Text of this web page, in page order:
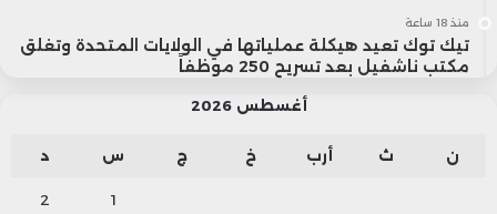
منذ 18 ساعة
تيك توك تعيد هيكلة عملياتها في الولايات المتحدة وتغلق
مكتب ناشفيل بعد تسريح 250 موظفاً
أغسطس 2026
ن ث أرب خ ج س د
1
2